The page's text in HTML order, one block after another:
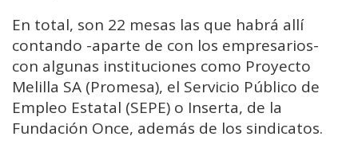
En total, son 22 mesas las que habrá allí
contando -aparte de con los empresarios-
con algunas instituciones como Proyecto
Melilla SA (Promesa), el Servicio Público de
Empleo Estatal (SEPE) o Inserta, de la
Fundación Once, además de los sindicatos.